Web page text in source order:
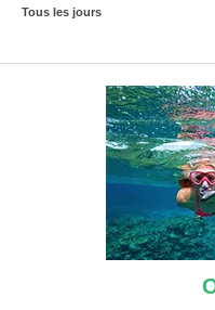
Tous les jours